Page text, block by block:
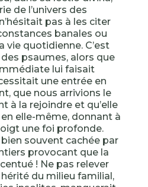
de l’univers des
pas à les citer
banales ou
vie quotidienne. C’est
psaumes, alors que
lui faisait
une entrée en
que nous arrivions le
à la rejoindre et qu’elle
elle-même, donnant à
une foi profonde.
souvent cachée par
provocant que la
! Ne pas relever
du milieu familial,